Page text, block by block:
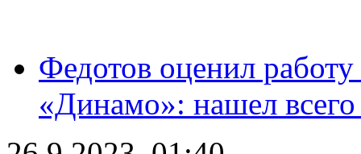
Федотов оценил
«Динамо»: нашел